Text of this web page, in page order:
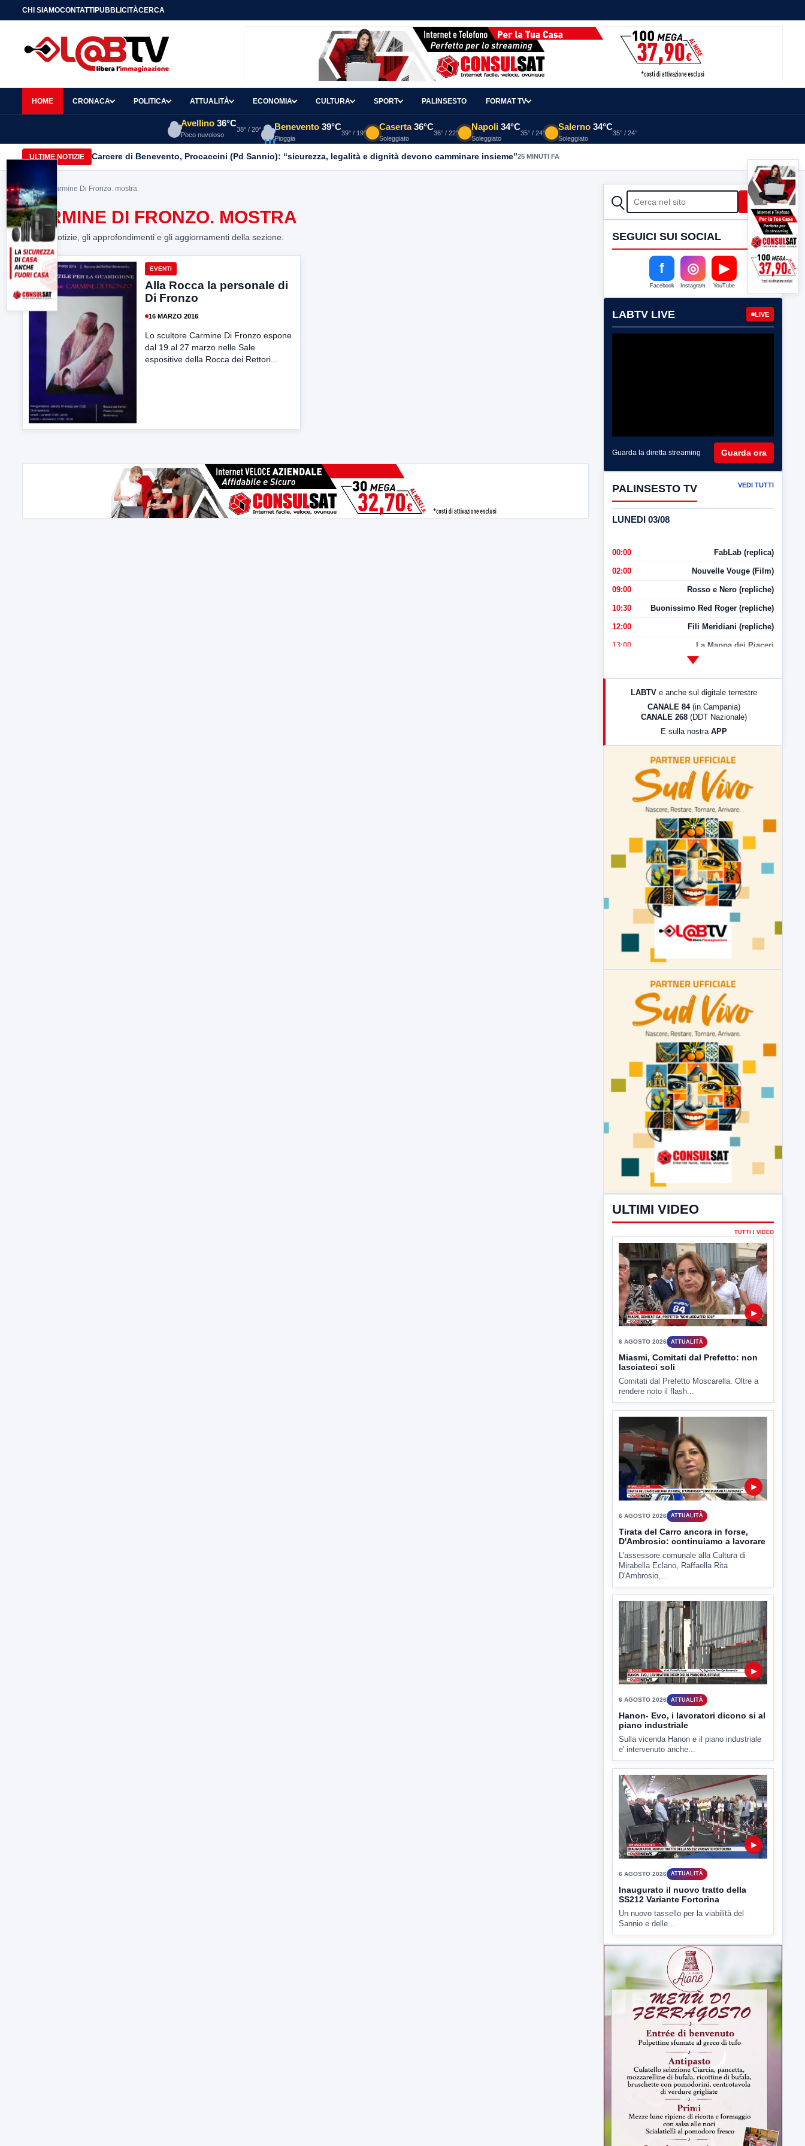
CHI SIAMOCONTATTIPUBBLICITÀCERCA
HOME CRONACA POLITICA ATTUALITÀ ECONOMIA CULTURA SPORT PALINSESTO FORMAT TV
Avellino 36°C
Poco nuvoloso
38° / 20° Benevento 39°C
Pioggia
39° / 19°
Caserta 36°C
Soleggiato
36° / 22°
Napoli 34°C
Soleggiato
35° / 24°
Salerno 34°C
Soleggiato
35° / 24°
ULTIME NOTIZIE Carcere di Benevento, Procaccini (Pd Sannio): “sicurezza, legalità e dignità devono camminare insieme”25 MINUTI FA
Home> Carmine Di Fronzo. mostra
CARMINE DI FRONZO. MOSTRA
Tutte le notizie, gli approfondimenti e gli aggiornamenti della sezione.
EVENTI
Alla Rocca la personale di
Di Fronzo
16 MARZO 2016
Lo scultore Carmine Di Fronzo espone
dal 19 al 27 marzo nelle Sale
espositive della Rocca dei Rettori...
CERCA Cerca
SEGUICI SUI SOCIAL
f
Facebook
◎
Instagram
▶
YouTube
LABTV LIVE LIVE
Guarda la diretta streaming Guarda ora
PALINSESTO TV VEDI TUTTI
LUNEDI 03/08
00:00 FabLab (replica)
02:00 Nouvelle Vouge (Film)
09:00 Rosso e Nero (repliche)
10:30 Buonissimo Red Roger (repliche)
12:00 Fili Meridiani (repliche)
13:00 La Mappa dei Piaceri
LabNews (Diretta)
LabNews (replica)
LABTV e anche sul digitale terrestre
CANALE 84 (in Campania)
CANALE 268 (DDT Nazionale)
E sulla nostra APP
ULTIMI VIDEO
▶
6 AGOSTO 2026 ATTUALITÀ
Miasmi, Comitati dal Prefetto: non
lasciateci soli
Comitati dal Prefetto Moscarella. Oltre a
rendere noto il flash...
6 AGOSTO 2026 ATTUALITÀ
Tirata del Carro ancora in forse,
D'Ambrosio: continuiamo a lavorare
L'assessore comunale alla Cultura di
Mirabella Eclano, Raffaella Rita
D'Ambrosio,...
▶
6 AGOSTO 2026 ATTUALITÀ
Hanon- Evo, i lavoratori dicono si al
piano industriale
Sulla vicenda Hanon e il piano industriale
e' intervenuto anche...
▶
6 AGOSTO 2026 ATTUALITÀ
Inaugurato il nuovo tratto della
SS212 Variante Fortorina
Un nuovo tassello per la viabilità del
Sannio e delle...